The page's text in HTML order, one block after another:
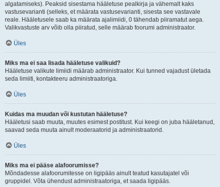
algatamiseks). Peaksid sisestama hääletuse pealkirja ja vähemalt kaks
vastusevarianti (selleks, et määrata vastusevarianti, sisesta see vastavale
reale. Hääletusele saab ka määrata ajalimiidi, 0 tähendab piiramatut aega.
Valikvastuste arv võib olla piiratud, selle määrab foorumi administraator.
Üles
Miks ma ei saa lisada hääletuse valikuid?
Hääletuse valikute limiidi määrab administraator. Kui tunned vajadust ületada
seda limiiti, kontakteeru administraatoriga.
Üles
Kuidas ma muudan või kustutan hääletuse?
Hääletusi saab muuta, muutes esimest postitust. Kui keegi on juba hääletanud,
saavad seda muuta ainult moderaatorid ja administraatorid.
Üles
Miks ma ei pääse alafoorumisse?
Mõndadesse alafoorumitesse on ligipääs ainult teatud kasutajatel või
gruppidel. Võta ühendust administraatoriga, et saada ligipääs.